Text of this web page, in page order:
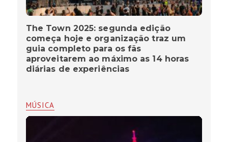
The Town 2025: segunda edição
começa hoje e organização traz um
guia completo para os fãs
aproveitarem ao máximo as 14 horas
diárias de experiências
MÚSICA